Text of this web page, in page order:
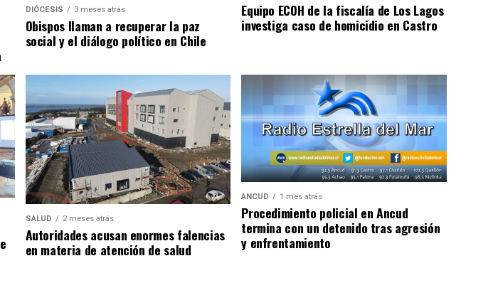
DIÓCESIS 3 meses atrás
Obispos llaman a recuperar la paz
social y el diálogo político en Chile
Equipo ECOH de la fiscalía de Los Lagos
investiga caso de homicidio en Castro
SALUD 2 meses atrás
Autoridades acusan enormes falencias
en materia de atención de salud
ANCUD 1 mes atrás
Procedimiento policial en Ancud
termina con un detenido tras agresión
y enfrentamiento